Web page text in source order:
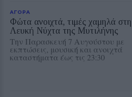
ΑΓΟΡΑ
Φώτα ανοιχτά, τιμές χαμηλά στη
Λευκή Νύχτα της Μυτιλήνης
Την Παρασκευή 7 Αυγούστου με
εκπτώσεις, μουσική και ανοιχτά
καταστήματα έως τις 23:30